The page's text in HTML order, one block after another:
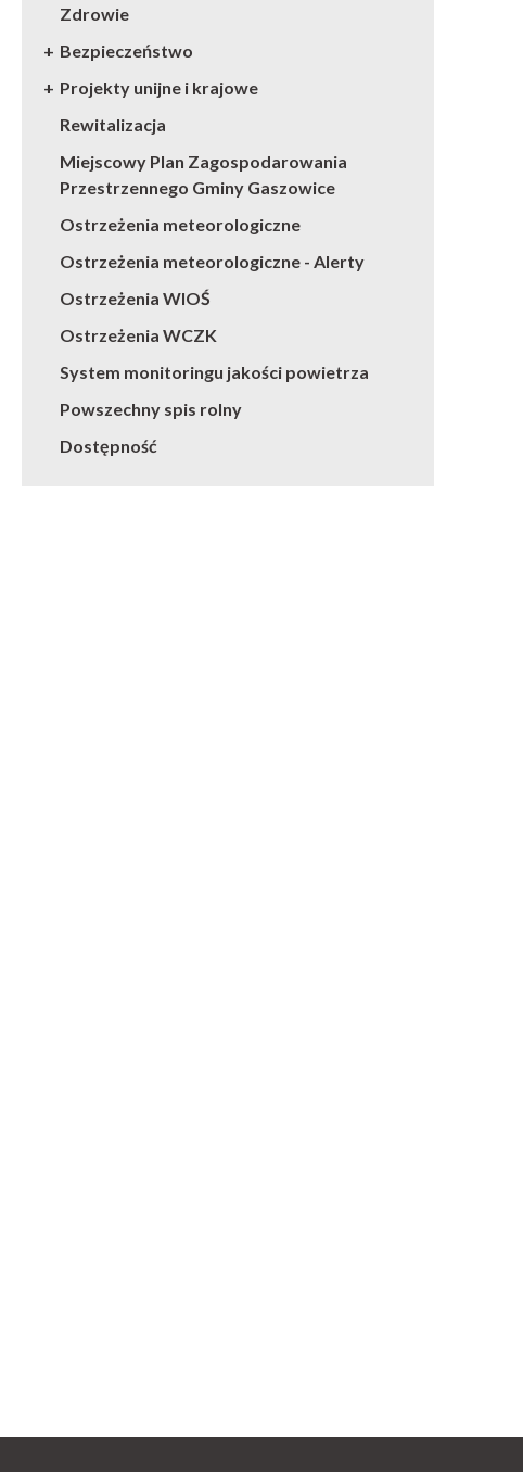
Zdrowie
Bezpieczeństwo
Projekty unijne i krajowe
Rewitalizacja
Miejscowy Plan Zagospodarowania
Przestrzennego Gminy Gaszowice
Ostrzeżenia meteorologiczne
Ostrzeżenia meteorologiczne - Alerty
Ostrzeżenia WIOŚ
Ostrzeżenia WCZK
System monitoringu jakości powietrza
Powszechny spis rolny
Dostępność